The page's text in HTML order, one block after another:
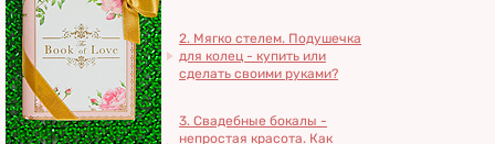
2. Мягко стелем. Подушечка
для колец - купить или
сделать своими руками?
3. Свадебные бокалы -
непростая красота. Как